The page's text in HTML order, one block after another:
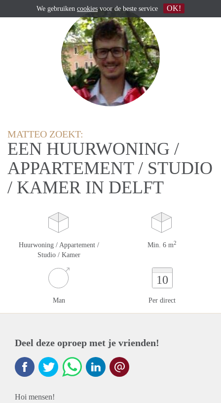
MATTEO ZOEKT:
EEN HUURWONING /
APPARTEMENT / STUDIO
/ KAMER IN DELFT
Huurwoning / Appartement /
Studio / Kamer
Min. 6 m2
Man
10
Per direct
Deel deze oproep met je vrienden!
Hoi mensen!
We gebruiken cookies voor de beste service OK!